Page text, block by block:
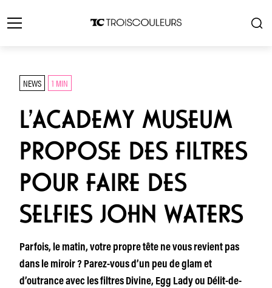
NEWS 1 MIN
L’ACADEMY MUSEUM
PROPOSE DES FILTRES
POUR FAIRE DES
SELFIES JOHN WATERS
Parfois, le matin, votre propre tête ne vous revient pas
dans le miroir ? Parez-vous d’un peu de glam et
d’outrance avec les filtres Divine, Egg Lady ou Délit-de-